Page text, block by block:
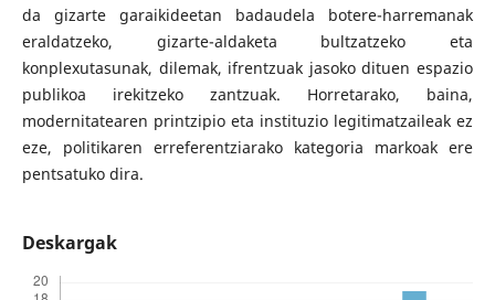
da gizarte garaikideetan badaudela botere-harremanak
eraldatzeko, gizarte-aldaketa bultzatzeko eta
konplexutasunak, dilemak, ifrentzuak jasoko dituen espazio
publikoa irekitzeko zantzuak. Horretarako, baina,
modernitatearen printzipio eta instituzio legitimatzaileak ez
eze, politikaren erreferentziarako kategoria markoak ere
pentsatuko dira.
Deskargak